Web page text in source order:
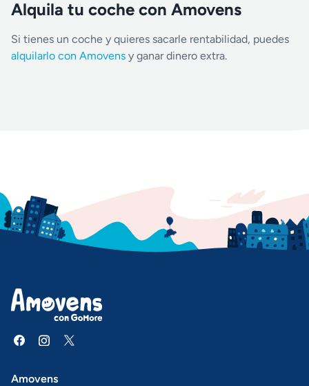
Alquila tu coche con Amovens
Si tienes un coche y quieres sacarle rentabilidad, puedes
alquilarlo con Amovens y ganar dinero extra.
Amovens